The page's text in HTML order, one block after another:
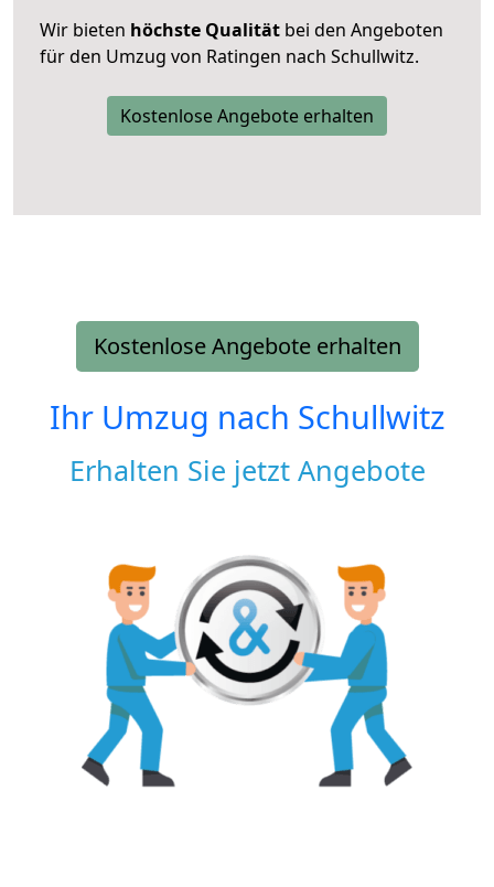
Wir bieten höchste Qualität bei den Angeboten
für den Umzug von Ratingen nach Schullwitz.
Kostenlose Angebote erhalten
Kostenlose Angebote erhalten
Ihr Umzug nach Schullwitz
Erhalten Sie jetzt Angebote